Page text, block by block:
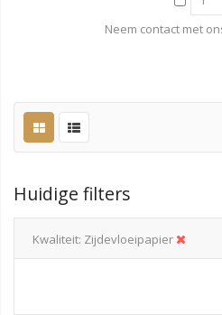
Neem contact met
Huidige filters
Kwaliteit Zijdevloeipapier